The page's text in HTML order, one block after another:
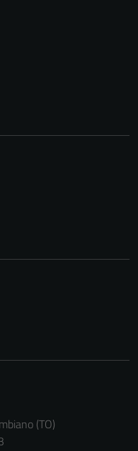
(TO)
personali.